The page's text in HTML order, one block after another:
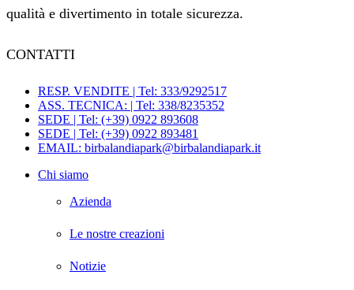
qualità e divertimento in totale sicurezza.
CONTATTI
RESP. VENDITE | Tel: 333/9292517
ASS. TECNICA: | Tel: 338/8235352
SEDE | Tel: (+39) 0922 893608
SEDE | Tel: (+39) 0922 893481
EMAIL: birbalandiapark@birbalandiapark.it
Chi siamo
Azienda
Le nostre creazioni
Notizie